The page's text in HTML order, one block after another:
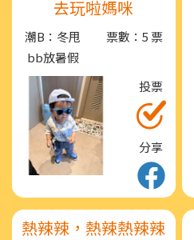
去玩啦媽咪
潮B：冬甩
bb放暑假
票數：5 票
投票
分享
熱辣辣，熱辣熱辣辣